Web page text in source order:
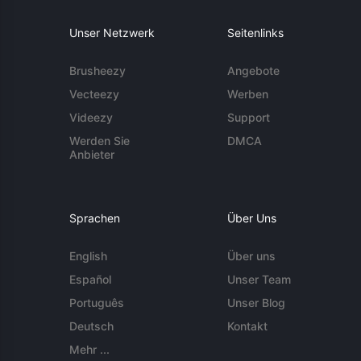
Unser Netzwerk
Brusheezy
Vecteezy
Videezy
Werden Sie
Anbieter
Seitenlinks
Angebote
Werben
Support
DMCA
Sprachen
English
Español
Português
Deutsch
Mehr ...
Über Uns
Über uns
Unser Team
Unser Blog
Kontakt